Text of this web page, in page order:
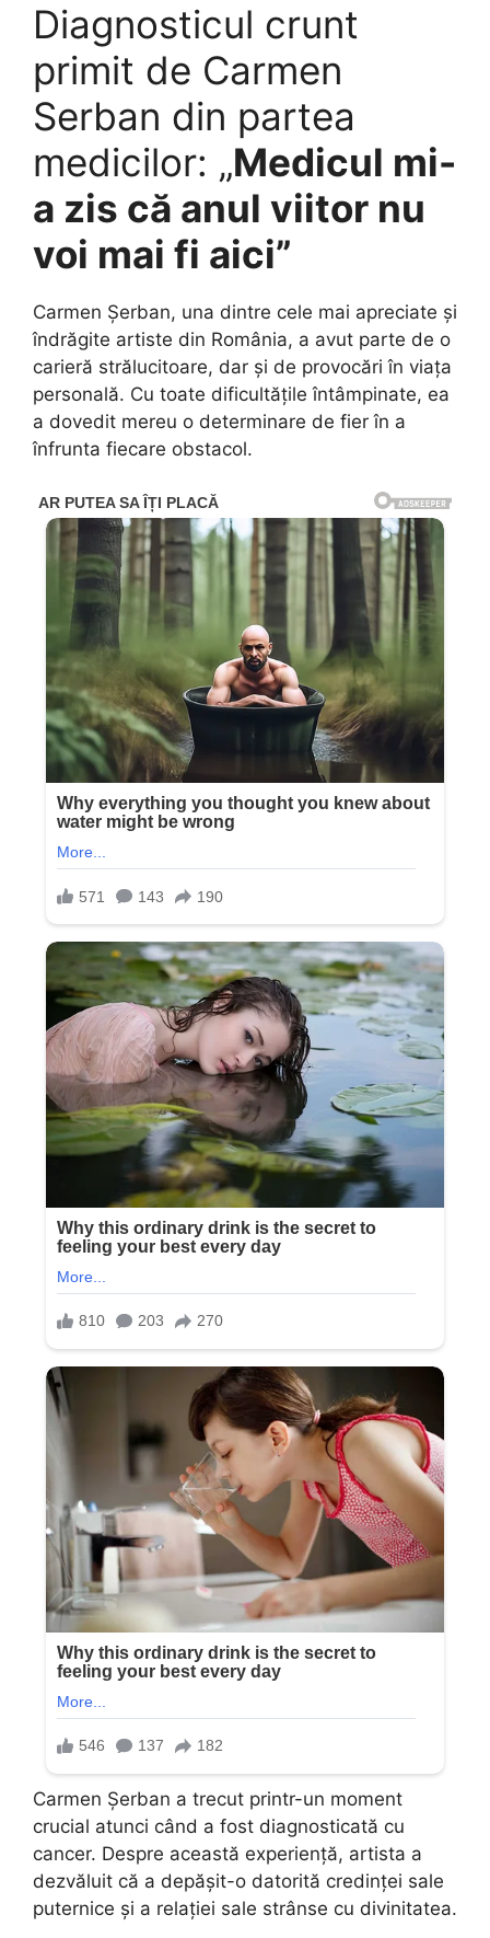
Diagnosticul crunt
primit de Carmen
Serban din partea
medicilor: „Medicul mi-
a zis că anul viitor nu
voi mai fi aici”
Carmen Șerban, una dintre cele mai apreciate și
îndrăgite artiste din România, a avut parte de o
carieră strălucitoare, dar și de provocări în viața
personală. Cu toate dificultățile întâmpinate, ea
a dovedit mereu o determinare de fier în a
înfrunta fiecare obstacol.
Carmen Șerban a trecut printr-un moment
crucial atunci când a fost diagnosticată cu
cancer. Despre această experiență, artista a
dezvăluit că a depășit-o datorită credinței sale
puternice și a relației sale strânse cu divinitatea.